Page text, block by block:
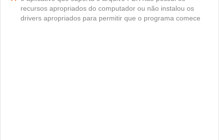
recursos apropriados do computador ou não instalou os
drivers apropriados para permitir que o programa comece